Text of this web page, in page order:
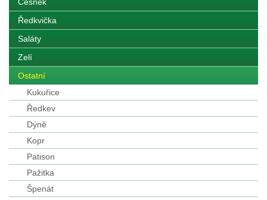
Ředkvička
Saláty
Zelí
Ostatní
Kukuřice
Ředkev
Dýně
Kopr
Patison
Pažitka
Špenát